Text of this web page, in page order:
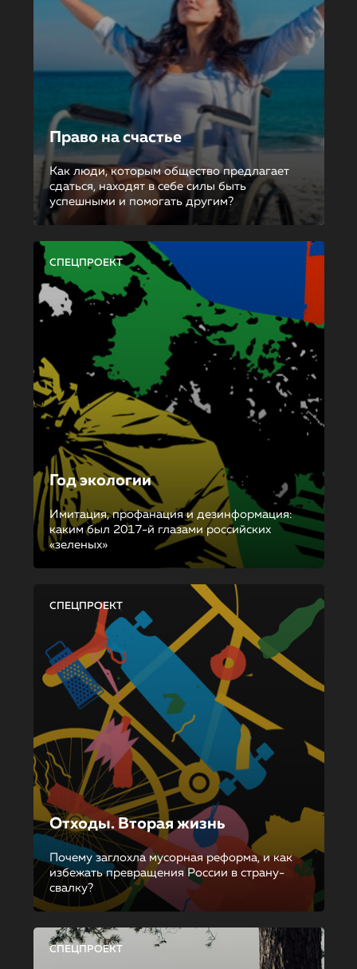
Право на счастье
Как люди, которым общество предлагает
сдаться, находят в себе силы быть
успешными и помогать другим?
СПЕЦПРОЕКТ
Год экологии
Имитация, профанация и дезинформация:
каким был 2017-й глазами российских
«зеленых»
СПЕЦПРОЕКТ
Отходы. Вторая жизнь
Почему заглохла мусорная реформа, и как
избежать превращения России в страну-
свалку?
СПЕЦПРОЕКТ